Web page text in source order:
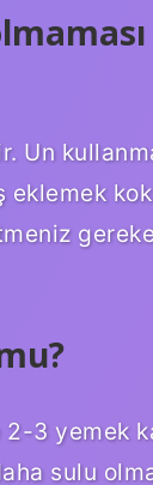
eklemek
3 yemek
sulu